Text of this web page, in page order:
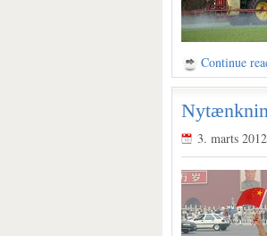
Continue
3. marts 2012